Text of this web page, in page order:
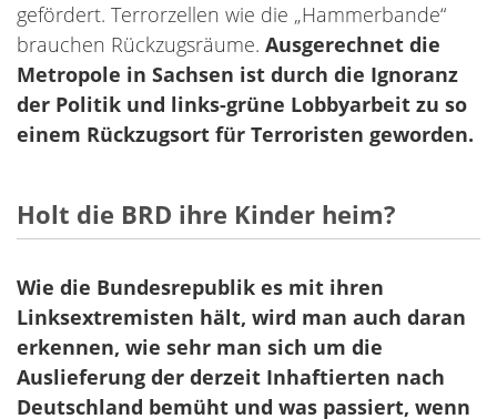
gefördert. Terrorzellen wie die „Hammerbande“
brauchen Rückzugsräume. Ausgerechnet die
Metropole in Sachsen ist durch die Ignoranz
der Politik und links-grüne Lobbyarbeit zu so
einem Rückzugsort für Terroristen geworden.
Holt die BRD ihre Kinder heim?
Wie die Bundesrepublik es mit ihren
Linksextremisten hält, wird man auch daran
erkennen, wie sehr man sich um die
Auslieferung der derzeit Inhaftierten nach
Deutschland bemüht und was passiert, wenn